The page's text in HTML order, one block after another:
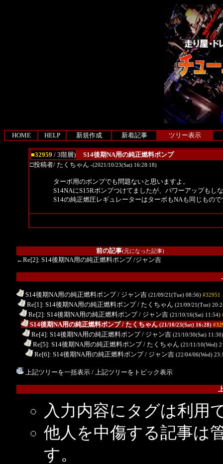
HOME HELP 新規作成 新着記事 ツリー表示
■32959 / 3階層)
S14後期NA用の純正燃料ポンプ
□投稿者/ たくちゃん -(2021/10/23(Sat) 16:28:18)
ターボ用のポンプでも問題ないと思いますよ。
S14NAにS15Rポンプつけてましたが、パワーアップもし
S14の純正燃圧レギュレーターはターボもNAも同じもの
前の記事(元になった記事)
←Re[2]: S14後期NA用の純正燃料ポンプ/ジャン吉
S14後期NA用の純正燃料ポンプ/ ジャン吉 (21/09/21(Tue) 08:56) #32951
Re[1]: S14後期NA用の純正燃料ポンプ/ たくちゃん (21/09/21(Tue)
Re[2]: S14後期NA用の純正燃料ポンプ/ ジャン吉 (21/10/16(Sat) 11:54)
S14後期NA用の純正燃料ポンプ/ たくちゃん (21/10/23(Sat) 16:28)
Re[4]: S14後期NA用の純正燃料ポンプ/ ジャン吉 (21/10/30(Sat)
Re[5]: S14後期NA用の純正燃料ポンプ/ たくちゃん (21/11/10(Wed)
Re[6]: S14後期NA用の純正燃料ポンプ/ ジャン吉 (22/04/06(Wed)
上記ツリーを一括表示/ 上記ツリーをトピック表示
入力内容にタグは利用
他人を中傷する記事は
す。